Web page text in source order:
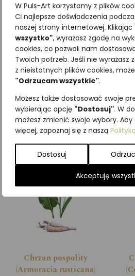
W Puls-Art korzystamy z plików
Ci najlepsze doświadczenia
naszej strony internetowej. Klikając
wszystko", wyrażasz zgodę na
cookies, co pozwoli nam
Twoich potrzeb. Jeśli nie wyrażasz
z nieistotnych plików cookies,
"Odrzucam wszystkie".
Możesz także dostosować swoje
wybierając opcję "Dostosuj". W
możesz zmienić swoje wybory.
więcej, zapoznaj się z naszą
Dostosuj
Akceptuję
Najniższa
dni:
SKU:Brak
Kategorie:
Podobne produkty
Chrzan pospolity
(Armoracia rusticana)